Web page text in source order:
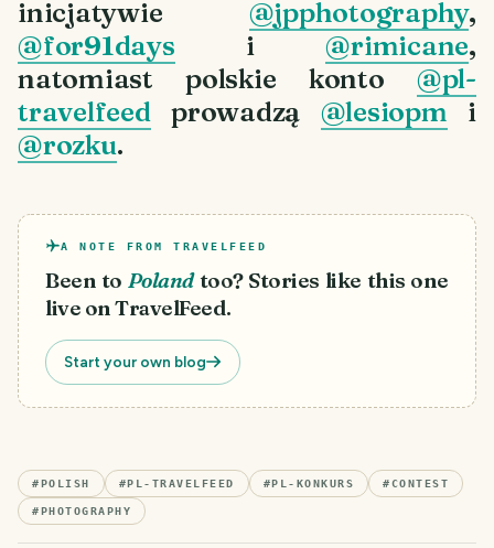
inicjatywie @jpphotography,
@for91days i@rimicane,
natomiast polskie konto @pl-
travelfeed prowadzą @lesiopm i
@rozku.
A NOTE FROM TRAVELFEED
Been to Poland too? Stories like this one
live on TravelFeed.
Start your own blog
#POLISH #PL-TRAVELFEED #PL-KONKURS #CONTEST
#PHOTOGRAPHY